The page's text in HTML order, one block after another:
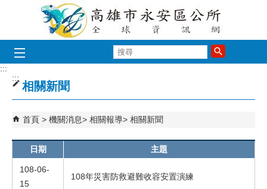
跳到主要內容區塊
尋
:::
:::
相關新聞
首頁 機關消息 相關報導 相關新聞
日期 主題
108-06-
15
108年災害防救避難收容安置演練